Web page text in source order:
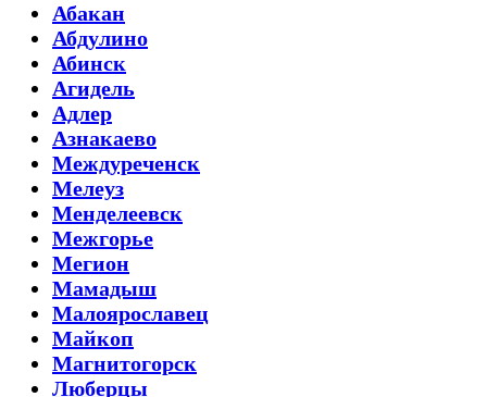
Абакан
Абдулино
Абинск
Агидель
Адлер
Азнакаево
Междуреченск
Мелеуз
Менделеевск
Межгорье
Мегион
Мамадыш
Малоярославец
Майкоп
Магнитогорск
Люберцы